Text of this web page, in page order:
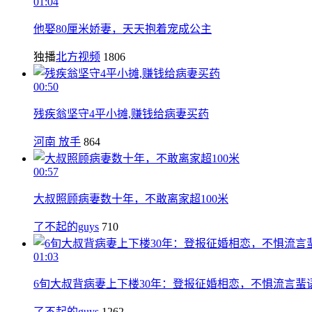
他娶80厘米娇妻，天天抱着宠成公主
独播北方视频 1806
00:50
残疾翁坚守4平小摊,赚钱给病妻买药
河南 放手 864
00:57
大叔照顾病妻数十年，不敢离家超100米
了不起的guys 710
01:03
6旬大叔背病妻上下楼30年：登报征婚相恋，不惧流言蜚